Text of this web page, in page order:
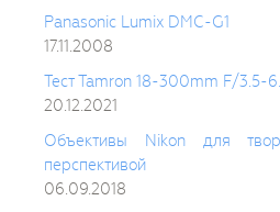
Panasonic Lumix DMC-G1
17.11.2008
Тест Tamron 18-300mm F/3.5-
20.12.2021
Объективы Nikon для
перспективой
06.09.2018